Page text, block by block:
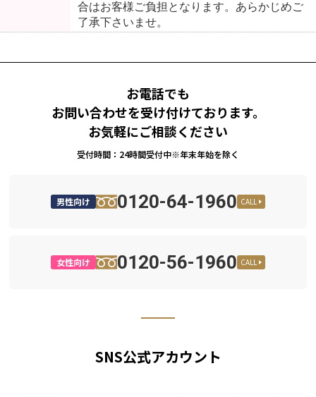
合はお客様ご負担となります。あらかじめご
了承下さいませ。
お電話でも
お問い合わせを受け付けております。
お気軽にご相談ください
受付時間：24時間受付中※年末年始を除く
男性向け 0120-64-1960 CALL
女性向け 0120-56-1960 CALL
SNS公式アカウント